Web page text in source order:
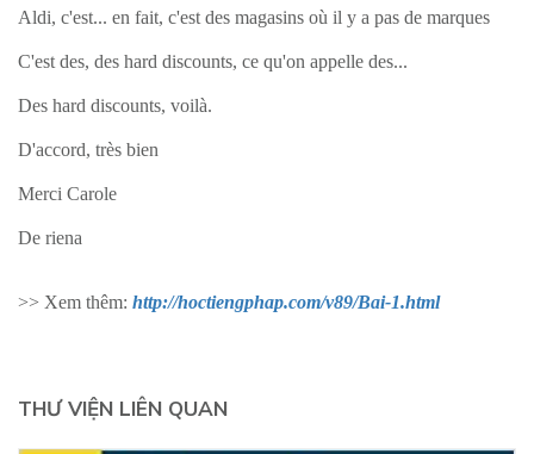
Aldi, c'est... en fait, c'est des magasins où il y a pas de marques
C'est des, des hard discounts, ce qu'on appelle des...
Des hard discounts, voilà.
D'accord, très bien
Merci Carole
De riena
>> Xem thêm: http://hoctiengphap.com/v89/Bai-1.html
THƯ VIỆN LIÊN QUAN